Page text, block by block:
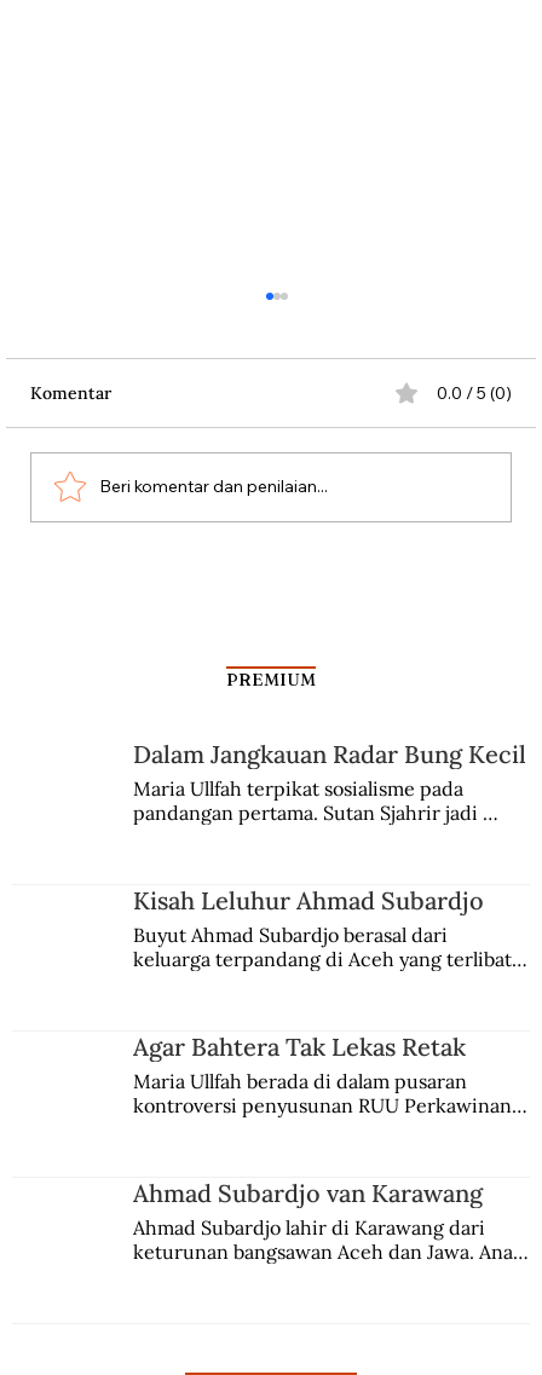
Komentar 0.0 / 5 (0)
Beri komentar dan penilaian...
PREMIUM
Dalam Jangkauan Radar Bung Kecil
Maria Ullfah terpikat sosialisme pada
pandangan pertama. Sutan Sjahrir jadi
Kisah Leluhur Ahmad Subardjo
Buyut Ahmad Subardjo berasal dari
keluarga terpandang di Aceh yang terlibat
Agar Bahtera Tak Lekas Retak
Maria Ullfah berada di dalam pusaran
kontroversi penyusunan RUU Perkawinan.
Ahmad Subardjo van Karawang
Ahmad Subardjo lahir di Karawang dari
keturunan bangsawan Aceh dan Jawa. Anak